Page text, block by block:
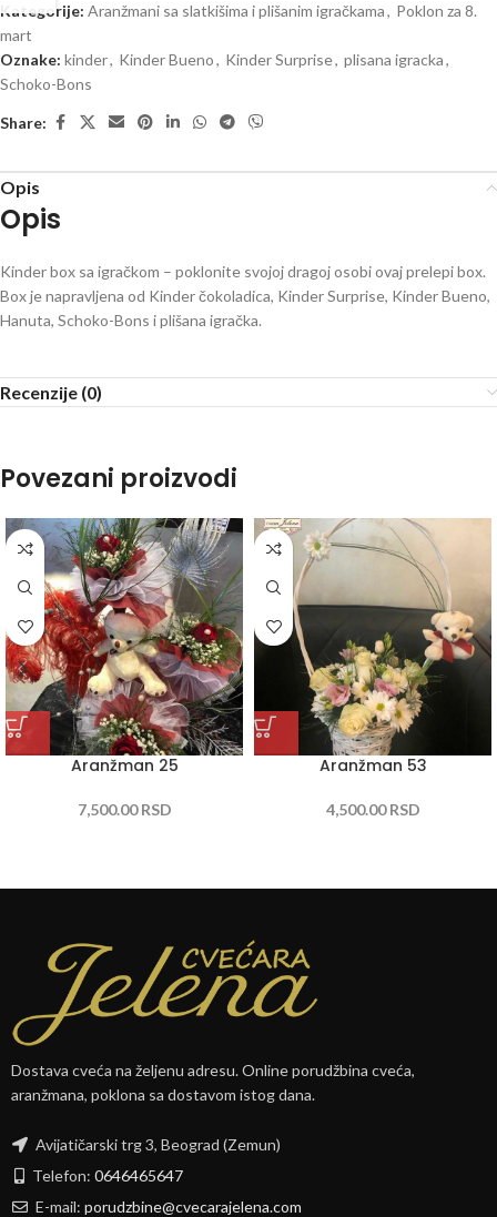
Kategorije: Aranžmani sa slatkišima i plišanim igračkama, Poklon za 8.
mart
Oznake: kinder, Kinder Bueno, Kinder Surprise, plisana igracka,
Schoko-Bons
Share:
Opis
Opis
Kinder box sa igračkom – poklonite svojoj dragoj osobi ovaj prelepi box.
Box je napravljena od Kinder čokoladica, Kinder Surprise, Kinder Bueno,
Hanuta, Schoko-Bons i plišana igračka.
Recenzije (0)
Povezani proizvodi
Aranžman 25
7,500.00RSD
Aranžman 53
4,500.00RSD
Dostava cveća na željenu adresu. Online porudžbina cveća,
aranžmana, poklona sa dostavom istog dana.
Avijatičarski trg 3, Beograd (Zemun)
Telefon: 0646465647
E-mail: porudzbine@cvecarajelena.com